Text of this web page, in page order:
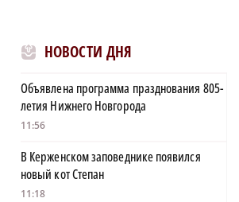
НОВОСТИ ДНЯ
Объявлена программа празднования 805-
летия Нижнего Новгорода
11:56
В Керженском заповеднике появился
новый кот Степан
11:18